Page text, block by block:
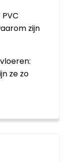
zijn
ze zo